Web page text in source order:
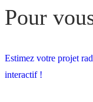
Pour
Estimez votre projet
interactif !